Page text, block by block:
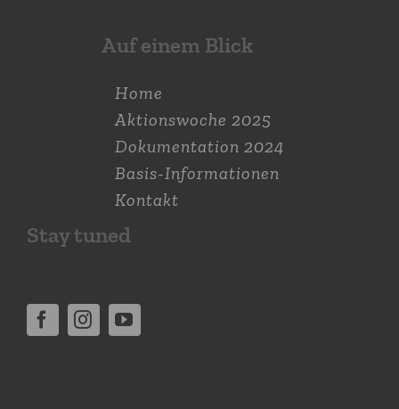
Auf einem Blick
Home
Aktions­woche 2025
Dokumen­tation 2024
Basis-Informationen
Kontakt
Stay tuned